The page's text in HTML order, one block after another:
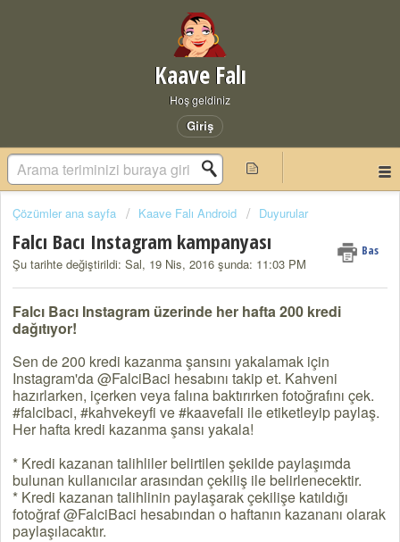
Kaave Falı
Hoş geldiniz
Giriş
Çözümler ana sayfa Kaave Falı Android Duyurular
Falcı Bacı Instagram kampanyası Bas
Şu tarihte değiştirildi: Sal, 19 Nis, 2016 şunda: 11:03 PM
Falcı Bacı Instagram üzerinde her hafta 200 kredi
dağıtıyor!
Sen de 200 kredi kazanma şansını yakalamak için
Instagram'da @FalciBaci hesabını takip et. Kahveni
hazırlarken, içerken veya falına baktırırken fotoğrafını çek.
#falcibaci, #kahvekeyfi ve #kaavefali ile etiketleyip paylaş.
Her hafta kredi kazanma şansı yakala!
* Kredi kazanan talihliler belirtilen şekilde paylaşımda
bulunan kullanıcılar arasından çekiliş ile belirlenecektir.
* Kredi kazanan talihlinin paylaşarak çekilişe katıldığı
fotoğraf @FalciBaci hesabından o haftanın kazananı olarak
paylaşılacaktır.